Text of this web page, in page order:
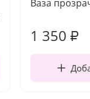
Ваза
1 350 ₽